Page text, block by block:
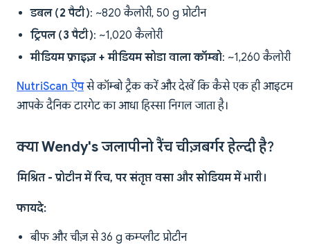
डबल (2 पैटी): ~820 कैलोरी, 50 g प्रोटीन
ट्रिपल (3 पैटी): ~1,020 कैलोरी
मीडियम फ्राइज़ + मीडियम सोडा वाला कॉम्बो: ~1,260 कैलोरी
NutriScan ऐपसे कॉम्बो ट्रैक करें और देखें कि कैसे एक ही आइटम
आपके दैनिक टारगेट का आधा हिस्सा निगल जाता है।
क्या Wendy's जलापीनो रैंच चीज़बर्गर हेल्दी है?
मिश्रित - प्रोटीन में रिच, पर संतृप्त वसा और सोडियम में भारी।
फायदे:
बीफ और चीज़ से 36 g कम्प्लीट प्रोटीन